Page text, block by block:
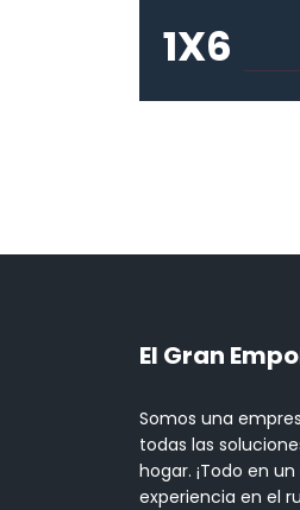
1X6
El Gran
Somos una
todas las
hogar. ¡Todo en
experiencia en el